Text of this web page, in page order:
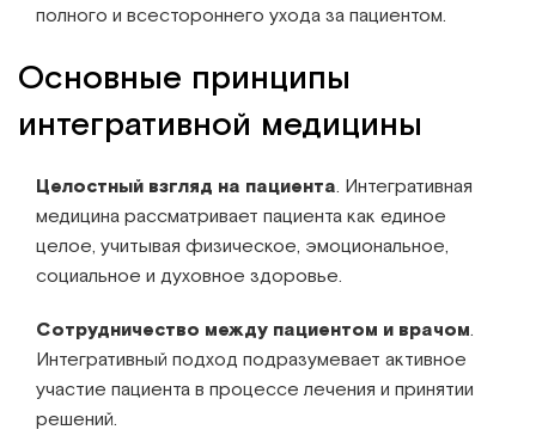
полного и всестороннего ухода за пациентом.
Основные принципы
интегративной медицины
Целостный взгляд на пациента. Интегративная
медицина рассматривает пациента как единое
целое, учитывая физическое, эмоциональное,
социальное и духовное здоровье.
Сотрудничество между пациентом и врачом.
Интегративный подход подразумевает активное
участие пациента в процессе лечения и принятии
решений.